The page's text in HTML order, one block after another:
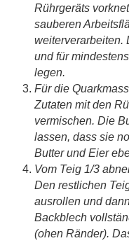
Rührgeräts
sauberen
weiterverarbeiten.
und für
legen.
Für die
Zutaten mit den
vermischen. Die
lassen, dass sie
Butter und Eier
Vom Teig 1/3
Den restlichen
ausrollen und
Backblech
(ohen Ränder).